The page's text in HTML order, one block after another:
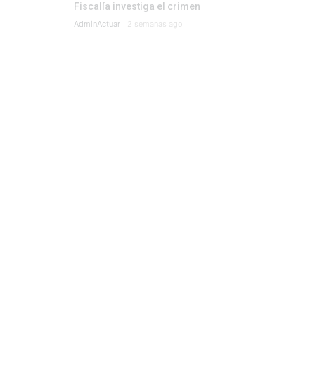
Fiscalía investiga el crimen
AdminActuar 2 semanas ago